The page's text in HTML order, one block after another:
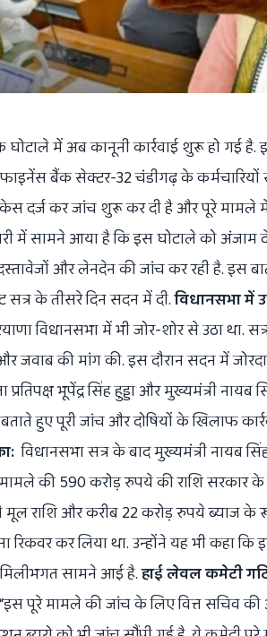
में अब कानूनी कार्रवाई शुरू हो
बैंक सेक्टर-32 चंडीगढ़ के
दर्ज कर जांच शुरू कर दी है और पूरे मामले
में सामने आया है कि इस घोटाले को
और लेनदेन की जांच कर रही है. इस
सत्र के तीसरे दिन सदन में दी.विधानसभा में
विधानसभा में भी जोर-शोर से उठा था.
जवाब की मांग की. इस दौरान सदन में
भूपेंद्र सिंह हुड्डा और मुख्यमंत्री
हुए पूरी जांच और दोषियों के खिलाफ
विधानसभा सत्र के बाद मुख्यमंत्री नायब
की 590 करोड़ रुपये की राशि सरकार
राशि और करीब 22 करोड़ रुपये ब्याज के
रिकवर कर लिया था. उन्होंने यह भी कहा
मिलीभगत सामने आई है.हाई लेवल कमेटी
पूरे मामले की जांच के लिए वित्त सचिव